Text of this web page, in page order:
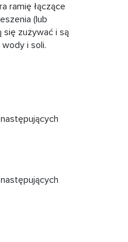
ramię łączące
(lub
się zużywać i są
i soli.